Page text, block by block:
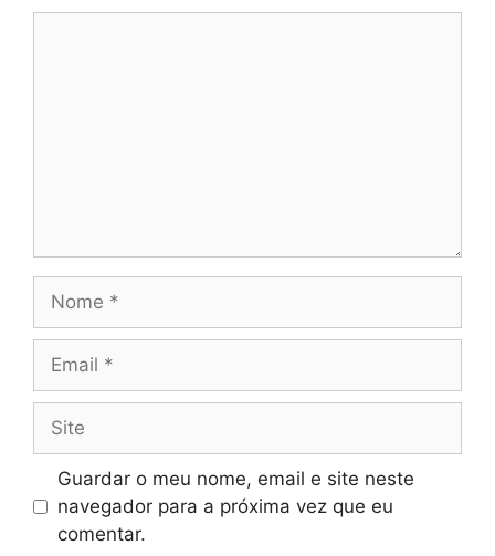
Nome
Email
Site
Guardar o meu nome, email e site neste
navegador para a próxima vez que eu
comentar.